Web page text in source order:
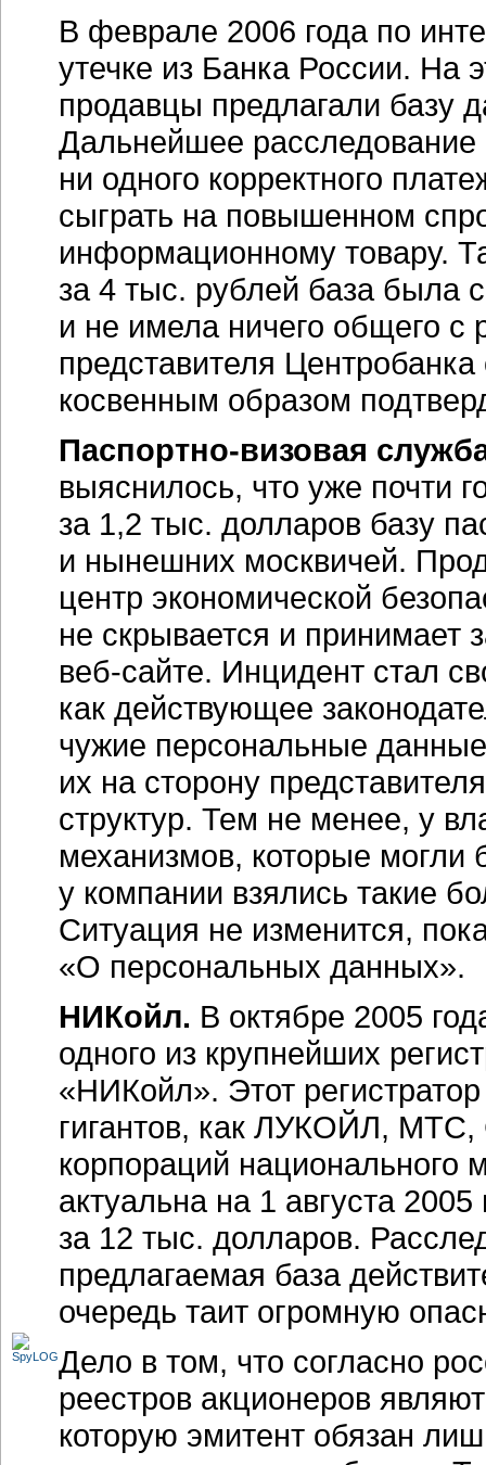
В феврале 2006 года по
утечке из Банка России. На
продавцы предлагали базу
Дальнейшее расследование
ни одного корректного
сыграть на повышенном
информационному товару.
за 4 тыс. рублей база была
и не имела ничего общего с
представителя
косвенным образом
Паспортно-визовая
выяснилось, что уже почти
за 1,2 тыс. долларов базу
и нынешних москвичей.
центр экономической
не скрывается и принимает
веб-сайте. Инцидент стал
как действующее
чужие персональные
их на сторону
структур. Тем не менее, у
механизмов, которые могли
у компании взялись такие
Ситуация не изменится,
«О персональных данных».
НИКойл. В октябре 2005
одного из крупнейших
«НИКойл». Этот
гигантов, как ЛУКОЙЛ, МТС,
корпораций
актуальна на 1 августа
за 12 тыс. долларов.
предлагаемая база
очередь таит огромную
Дело в том, что согласно
реестров акционеров
которую эмитент обязан